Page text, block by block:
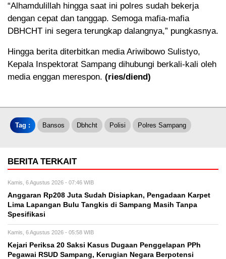
“Alhamdulillah hingga saat ini polres sudah bekerja
dengan cepat dan tanggap. Semoga mafia-mafia
DBHCHT ini segera terungkap dalangnya,” pungkasnya.
Hingga berita diterbitkan media Ariwibowo Sulistyo,
Kepala Inspektorat Sampang dihubungi berkali-kali oleh
media enggan merespon. (ries/diend)
Tag : Bansos Dbhcht Polisi Polres Sampang
BERITA TERKAIT
Kamis, 6 Agustus 2026 - 07:46 WIB
Anggaran Rp208 Juta Sudah Disiapkan, Pengadaan Karpet
Lima Lapangan Bulu Tangkis di Sampang Masih Tanpa
Spesifikasi
Kamis, 6 Agustus 2026 - 05:58 WIB
Kejari Periksa 20 Saksi Kasus Dugaan Penggelapan PPh
Pegawai RSUD Sampang, Kerugian Negara Berpotensi